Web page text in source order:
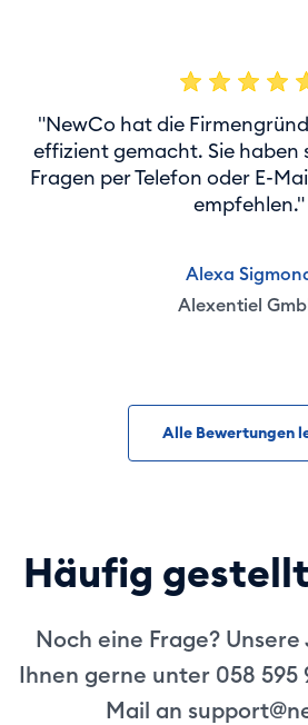
"NewCo hat die
effizient gemacht. Sie haben
Fragen per Telefon oder E-
empfehlen."
Alexa
Alexentiel
Alle Bewertungen
Häufig
Noch eine Frage?
Ihnen gerne unter 058 595
Mail an